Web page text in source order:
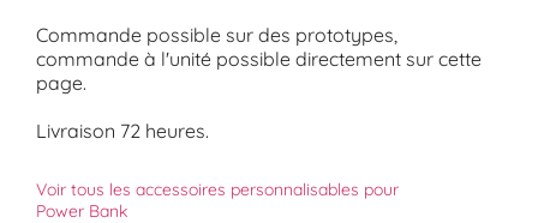
Commande possible sur des prototypes,
commande à l'unité possible directement sur cette
page.
Livraison 72 heures.
Voir tous les accessoires personnalisables pour
Power Bank